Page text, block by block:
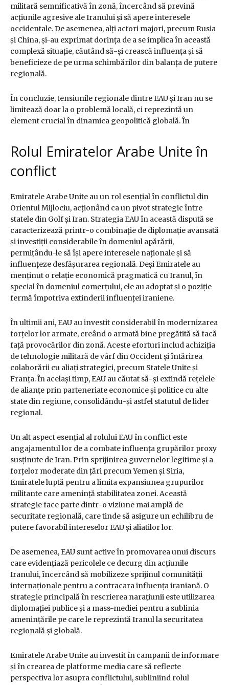
militară semnificativă în zonă, încercând să prevină
acțiunile agresive ale Iranului și să apere interesele
occidentale. De asemenea, alți actori majori, precum Rusia
și China, și-au exprimat dorința de a se implica în această
complexă situație, căutând să-și crească influența și să
beneficieze de pe urma schimbărilor din balanța de putere
regională.
În concluzie, tensiunile regionale dintre EAU și Iran nu se
limitează doar la o problemă locală, ci reprezintă un
element crucial în dinamica geopolitică globală. În
Rolul Emiratelor Arabe Unite în
conflict
Emiratele Arabe Unite au un rol esențial în conflictul din
Orientul Mijlociu, acționând ca un pivot strategic între
statele din Golf și Iran. Strategia EAU în această dispută se
caracterizează printr-o combinație de diplomație avansată
și investiții considerabile în domeniul apărării,
permițându-le să își apere interesele naționale și să
influențeze desfășurarea regională. Deși Emiratele au
menținut o relație economică pragmatică cu Iranul, în
special în domeniul comerțului, ele au adoptat și o poziție
fermă împotriva extinderii influenței iraniene.
În ultimii ani, EAU au investit considerabil în modernizarea
forțelor lor armate, creând o armată bine pregătită să facă
față provocărilor din zonă. Aceste eforturi includ achiziția
de tehnologie militară de vârf din Occident și întărirea
colaborării cu aliați strategici, precum Statele Unite și
Franța. În același timp, EAU au căutat să-și extindă rețelele
de alianțe prin parteneriate economice și politice cu alte
state din regiune, consolidându-și astfel statutul de lider
regional.
Un alt aspect esențial al rolului EAU în conflict este
angajamentul lor de a combate influența grupărilor proxy
susținute de Iran. Prin sprijinirea guvernelor legitime și a
forțelor moderate din țări precum Yemen și Siria,
Emiratele luptă pentru a limita expansiunea grupurilor
militante care amenință stabilitatea zonei. Această
strategie face parte dintr-o viziune mai amplă de
securitate regională, care tinde să asigure un echilibru de
putere favorabil intereselor EAU și aliatilor lor.
De asemenea, EAU sunt active în promovarea unui discurs
care evidențiază pericolele ce decurg din acțiunile
Iranului, încercând să mobilizeze sprijinul comunității
internaționale pentru a contracara influența iraniană. O
strategie principală în rescrierea narațiunii este utilizarea
diplomației publice și a mass-mediei pentru a sublinia
amenințările pe care le reprezintă Iranul la securitatea
regională și globală.
Emiratele Arabe Unite au investit în campanii de informare
și în crearea de platforme media care să reflecte
perspectiva lor asupra conflictului, subliniind rolul